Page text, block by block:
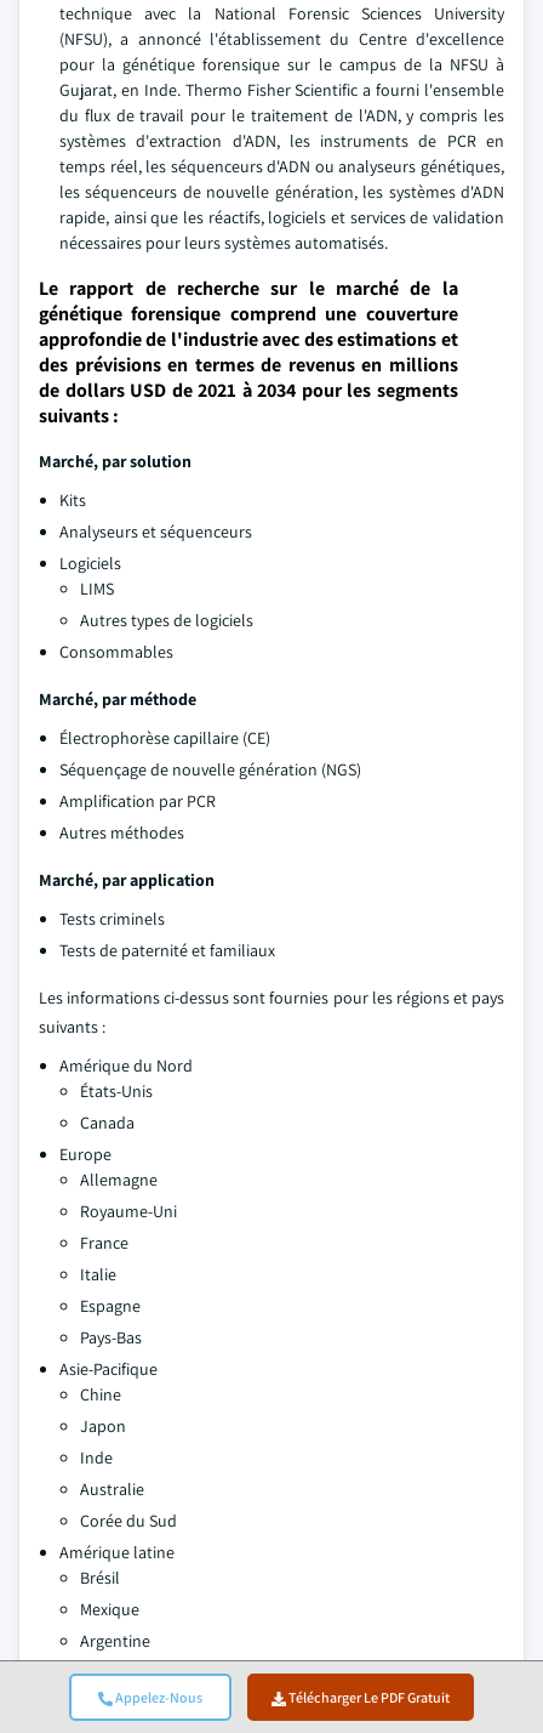
Appelez-Nous Télécharger Le PDF Gratuit
technique avec la National Forensic Sciences University
(NFSU), a annoncé l'établissement du Centre d'excellence
pour la génétique forensique sur le campus de la NFSU à
Gujarat, en Inde. Thermo Fisher Scientific a fourni l'ensemble
du flux de travail pour le traitement de l'ADN, y compris les
systèmes d'extraction d'ADN, les instruments de PCR en
temps réel, les séquenceurs d'ADN ou analyseurs génétiques,
les séquenceurs de nouvelle génération, les systèmes d'ADN
rapide, ainsi que les réactifs, logiciels et services de validation
nécessaires pour leurs systèmes automatisés.
Le rapport de recherche sur le marché de la
génétique forensique comprend une couverture
approfondie de l'industrie avec des estimations et
des prévisions en termes de revenus en millions
de dollars USD de 2021 à 2034 pour les segments
suivants :
Marché, par solution
Kits
Analyseurs et séquenceurs
Logiciels
LIMS
Autres types de logiciels
Consommables
Marché, par méthode
Électrophorèse capillaire (CE)
Séquençage de nouvelle génération (NGS)
Amplification par PCR
Autres méthodes
Marché, par application
Tests criminels
Tests de paternité et familiaux
Les informations ci-dessus sont fournies pour les régions et pays
suivants :
Amérique du Nord
États-Unis
Canada
Europe
Allemagne
Royaume-Uni
France
Italie
Espagne
Pays-Bas
Asie-Pacifique
Chine
Japon
Inde
Australie
Corée du Sud
Amérique latine
Brésil
Mexique
Argentine
Moyen-Orient et Afrique
Afrique du Sud